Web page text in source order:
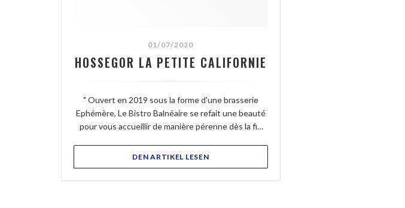
01/07/2020
HOSSEGOR LA PETITE CALIFORNIE
" Ouvert en 2019 sous la forme d'une brasserie
Ephémère, Le Bistro Balnéaire se refait une beauté
pour vous accueillir de manière pérenne dès la fin
Basco Landaise, disposera d'une salle à l'étage et
d'une terrasse avec une vue panoramique sur le lac.
DEN ARTIKEL LESEN((ÖFFNET EIN NEUES FENSTER))